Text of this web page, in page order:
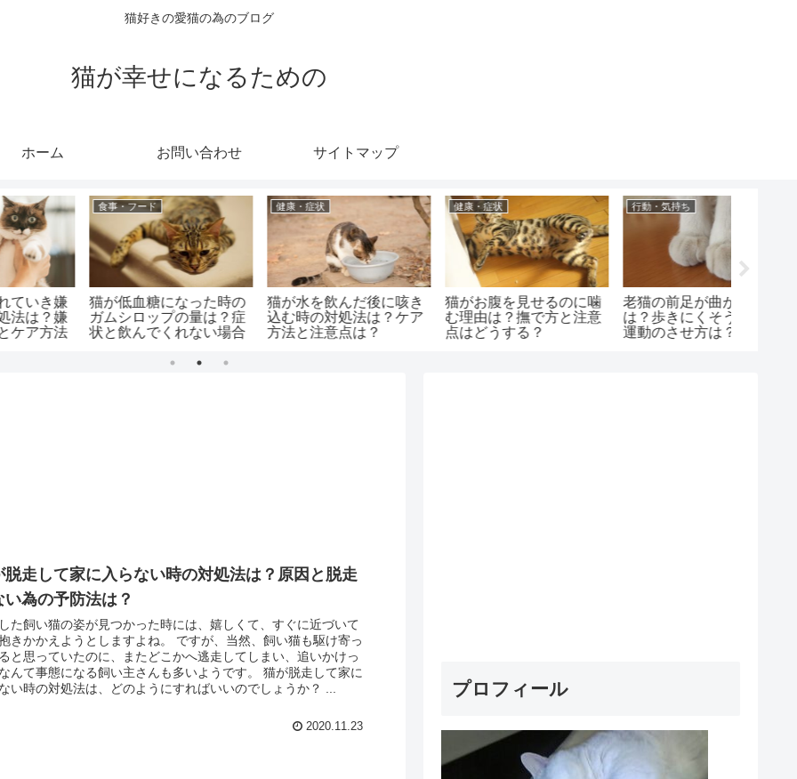
猫好きの愛猫の為のブログ
猫が幸せになるための
ホーム お問い合わせ サイトマップ
行動・気持ち
老猫の前足が曲がる原因
は？歩きにくそうな時と
運動のさせ方は？
成猫
猫の歯に黒い線があるけ
ど何！？対処法と予防法
は？
健康・症状
老猫の寒さ対策のおすす
めは？寒い時のサインと
行動・気持ち
猫に引っかかれた時のミ
ミズ腫れは大丈夫？かゆ
みや病気は？
脱走して家に入らない時の対処法は？原因と脱走
い為の予防法は？
た飼い猫の姿が見つかった時には、嬉しくて、すぐに近づいて
きかかえようとしますよね。 ですが、当然、飼い猫も駆け寄っ
と思っていたのに、またどこかへ逃走してしまい、追いかけっ
んて事態になる飼い主さんも多いようです。 猫が脱走して家に
い時の対処法は、どのようにすればいいのでしょうか？ ...
2020.11.23
プロフィール